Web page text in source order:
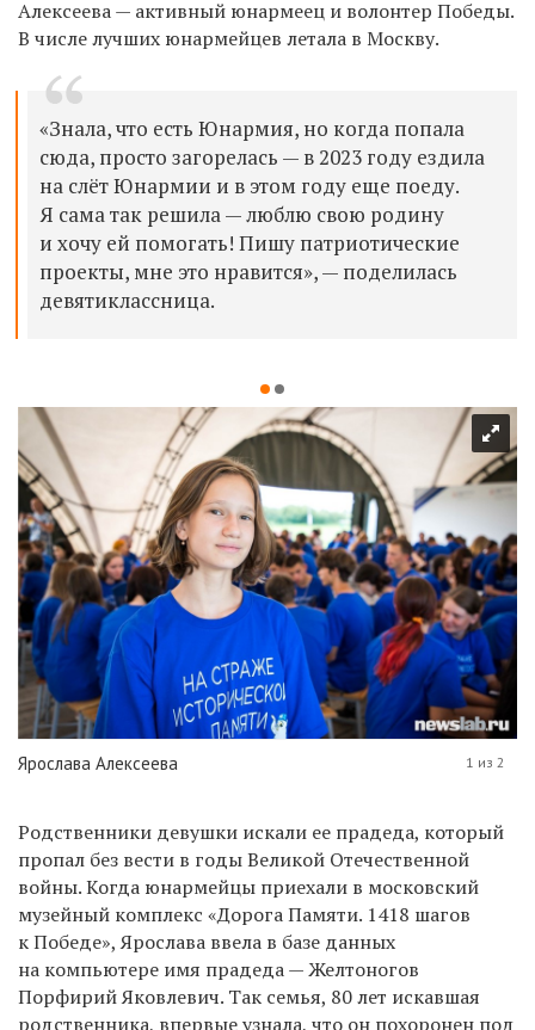
Алексеева — активный юнармеец и волонтер Победы.
В числе лучших юнармейцев летала в Москву.
«Знала, что есть Юнармия, но когда попала
сюда, просто загорелась — в 2023 году ездила
на слёт Юнармии и в этом году еще поеду.
Я сама так решила — люблю свою родину
и хочу ей помогать! Пишу патриотические
проекты, мне это нравится», — поделилась
девятиклассница.
Ярослава Алексеева 1 из 2
Родственники девушки искали ее прадеда, который
пропал без вести в годы Великой Отечественной
войны. Когда юнармейцы приехали в московский
музейный комплекс «Дорога Памяти. 1418 шагов
к Победе», Ярослава ввела в базе данных
на компьютере имя прадеда — Желтоногов
Порфирий Яковлевич. Так семья, 80 лет искавшая
родственника, впервые узнала, что он похоронен под